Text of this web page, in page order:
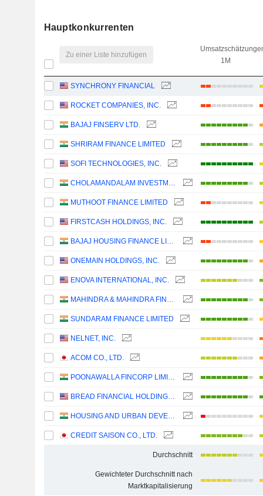
Hauptkonkurrenten
Zu einer Liste hinzufügen
1M
SYNCHRONY FINANCIAL
ROCKET COMPANIES, INC.
BAJAJ FINSERV LTD.
SHRIRAM FINANCE LIMITED
SOFI TECHNOLOGIES, INC.
CHOLAMANDALAM INVESTMENT AND FINANCE COMPANY LIMITED
MUTHOOT FINANCE LIMITED
FIRSTCASH HOLDINGS, INC.
BAJAJ HOUSING FINANCE LIMITED
ONEMAIN HOLDINGS, INC.
ENOVA INTERNATIONAL, INC.
MAHINDRA & MAHINDRA FINANCIAL SERVICES LIMITED
SUNDARAM FINANCE LIMITED
NELNET, INC.
ACOM CO., LTD.
POONAWALLA FINCORP LIMITED
BREAD FINANCIAL HOLDINGS, INC.
HOUSING AND URBAN DEVELOPMENT CORPORATION LIMITED
CREDIT SAISON CO., LTD.
Durchschnitt
Gewichteter Durchschnitt nach
Marktkapitalisierung